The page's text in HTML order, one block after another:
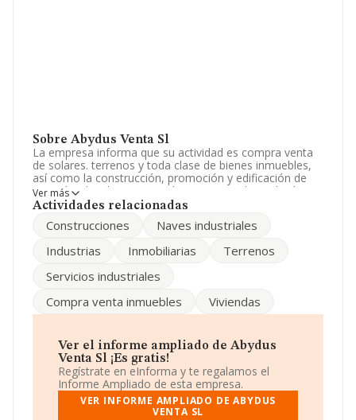
Sobre Abydus Venta Sl
La empresa informa que su actividad es compra venta
de solares. terrenos y toda clase de bienes inmuebles,
así como la construcción, promoción y edificación de
viviendas, locales comerciales y naves industriales la
manipulación de papel y carton así como los. La
Sociedad Limitada. Clasifica su actividad CNAE como
código 6820. No realiza actividad de importación y/o
teléfono 963171117 y la dirección de correo es
aurelio@cartonajestolosa.es.
La empresa Abydus Venta S.L, con NIF B96653563, se
encuentra en Calle Pare Lluis Navarro núm. 45 Bj,
(46011), en el municipio de Valencia, Comunidad
Valenciana.
En base a la información de la que dispone INFORMA
Ver más
Actividades relacionadas
Construcciones
Naves industriales
Industrias
Inmobiliarias
Terrenos
Servicios industriales
Compra venta inmuebles
Viviendas
Ver el informe ampliado de Abydus
Venta Sl ¡Es gratis!
Regístrate en eInforma y te regalamos el
Informe Ampliado de esta empresa.
VER INFORME AMPLIADO DE ABYDUS
VENTA SL